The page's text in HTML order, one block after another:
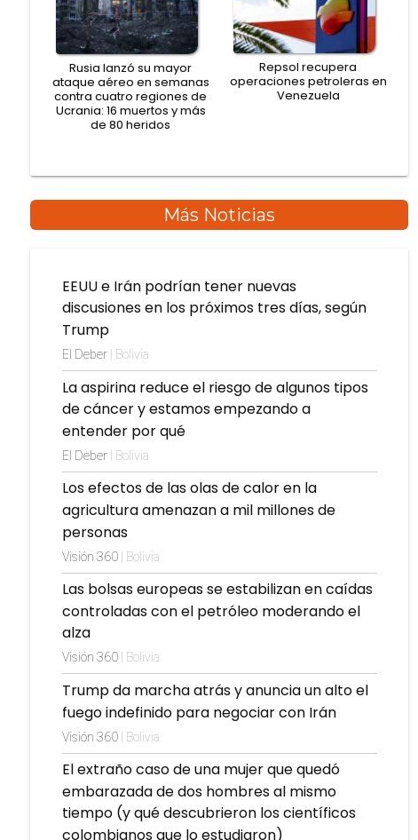
Rusia lanzó su mayor
ataque aéreo en semanas
contra cuatro regiones de
Ucrania: 16 muertos y más
de 80 heridos
Repsol recupera
operaciones petroleras en
Venezuela
Más Noticias
EEUU e Irán podrían tener nuevas
discusiones en los próximos tres días, según
Trump
El Deber | Bolivia
La aspirina reduce el riesgo de algunos tipos
de cáncer y estamos empezando a
entender por qué
El Deber | Bolivia
Los efectos de las olas de calor en la
agricultura amenazan a mil millones de
personas
Visión 360 | Bolivia
Las bolsas europeas se estabilizan en caídas
controladas con el petróleo moderando el
alza
Visión 360 | Bolivia
Trump da marcha atrás y anuncia un alto el
fuego indefinido para negociar con Irán
Visión 360 | Bolivia
El extraño caso de una mujer que quedó
embarazada de dos hombres al mismo
tiempo (y qué descubrieron los científicos
colombianos que lo estudiaron)